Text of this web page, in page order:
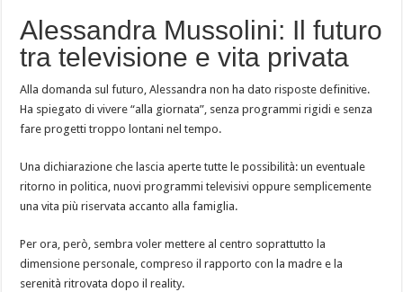
Alessandra Mussolini: Il futuro
tra televisione e vita privata
Alla domanda sul futuro, Alessandra non ha dato risposte definitive.
Ha spiegato di vivere “alla giornata”, senza programmi rigidi e senza
fare progetti troppo lontani nel tempo.
Una dichiarazione che lascia aperte tutte le possibilità: un eventuale
ritorno in politica, nuovi programmi televisivi oppure semplicemente
una vita più riservata accanto alla famiglia.
Per ora, però, sembra voler mettere al centro soprattutto la
dimensione personale, compreso il rapporto con la madre e la
serenità ritrovata dopo il reality.